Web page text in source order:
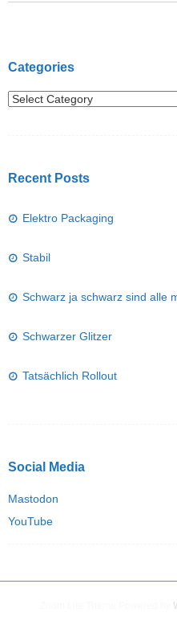
Categories
Recent Posts
Elektro Packaging
Stabil
Schwarz ja schwarz sind alle
Schwarzer Glitzer
Tatsächlich Rollout
Social Media
Mastodon
YouTube